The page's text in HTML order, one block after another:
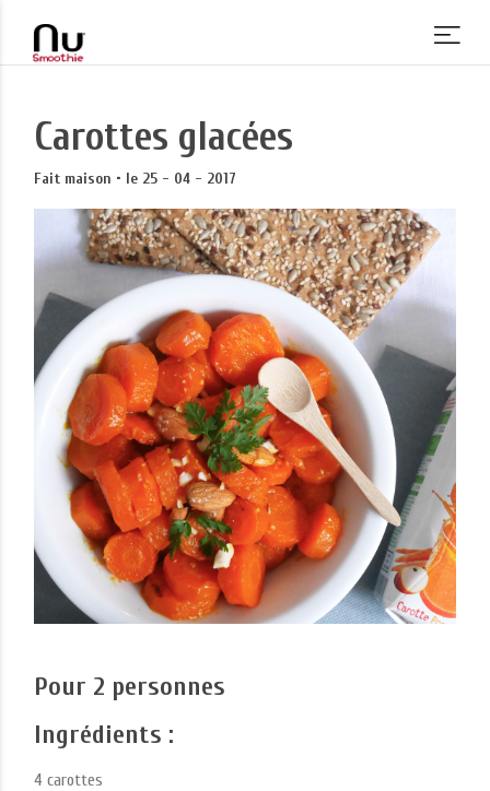
Carottes glacées
Fait maison • le 25 - 04 - 2017
Pour 2 personnes
Ingrédients :
4 carottes